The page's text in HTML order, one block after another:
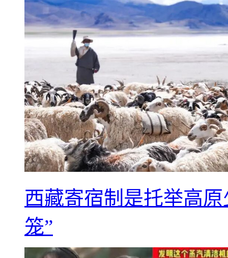
西藏寄宿制是托举高
笼”